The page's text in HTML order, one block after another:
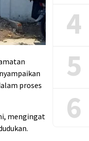
proses
mengingat
4
5
6